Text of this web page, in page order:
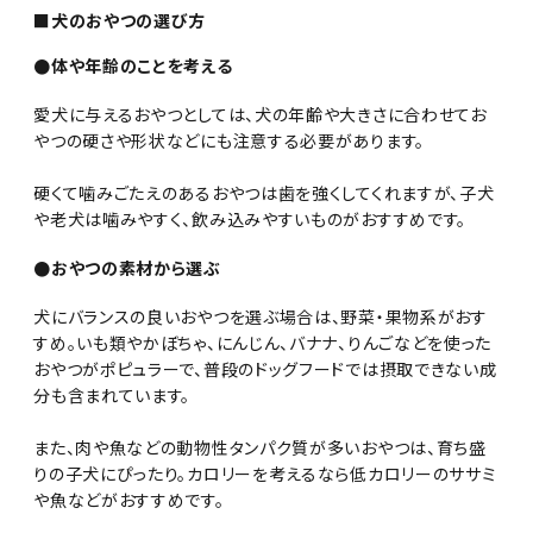
■犬のおやつの選び方
●体や年齢のことを考える
愛犬に与えるおやつとしては、犬の年齢や大きさに合わせてお
やつの硬さや形状などにも注意する必要があります。
硬くて噛みごたえのあるおやつは歯を強くしてくれますが、子犬
や老犬は噛みやすく、飲み込みやすいものがおすすめです。
●おやつの素材から選ぶ
犬にバランスの良いおやつを選ぶ場合は、野菜・果物系がおす
すめ。いも類やかぼちゃ、にんじん、バナナ、りんごなどを使った
おやつがポピュラーで、普段のドッグフードでは摂取できない成
分も含まれています。
また、肉や魚などの動物性タンパク質が多いおやつは、育ち盛
りの子犬にぴったり。カロリーを考えるなら低カロリーのササミ
や魚などがおすすめです。